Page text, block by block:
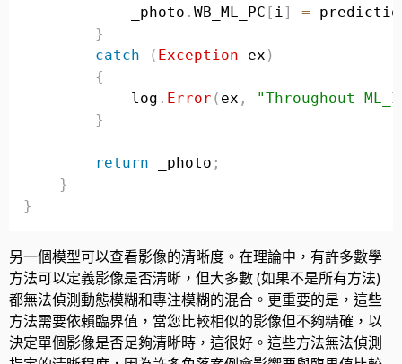
            _photo
. WB_ML_PC [ i ] =
}
catch
( Exception ex )
{
            log
. Error ( ex ,
"Throughout
}
return _photo ;
}
}
另一個模型可以查看影像的清晰度。在理論中，有許多數學
方法可以定義影像是否清晰，但大多數 (如果不是所有方法)
都無法偵測動態模糊和專注模糊的混合。更重要的是，這些
方法需要依賴臨界值，當您比較相似的影像但不夠精確，以
決定單個影像是否足夠清晰時，這很好。這些方法無法偵測